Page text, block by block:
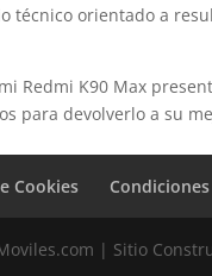
técnico orientado a
Redmi K90 Max
para devolverlo a su
Cookies
| Sitio